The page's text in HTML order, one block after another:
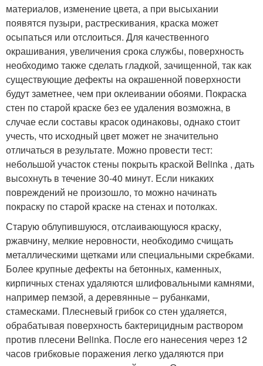
материалов, изменение цвета, а при высыхании
появятся пузыри, растрескивания, краска может
осыпаться или отслоиться. Для качественного
окрашивания, увеличения срока службы, поверхность
необходимо также сделать гладкой, зачищенной, так как
существующие дефекты на окрашенной поверхности
будут заметнее, чем при оклеивании обоями. Покраска
стен по старой краске без ее удаления возможна, в
случае если составы красок одинаковы, однако стоит
учесть, что исходный цвет может не значительно
отличаться в результате. Можно провести тест:
небольшой участок стены покрыть краской Belinka , дать
высохнуть в течение 30-40 минут. Если никаких
повреждений не произошло, то можно начинать
покраску по старой краске на стенах и потолках.
Старую облупившуюся, отслаивающуюся краску,
ржавчину, мелкие неровности, необходимо счищать
металлическими щетками или специальными скребками.
Более крупные дефекты на бетонных, каменных,
кирпичных стенах удаляются шлифовальными камнями,
например пемзой, а деревянные – рубанками,
стамесками. Плесневый грибок со стен удаляется,
обрабатывая поверхность бактерицидным раствором
против плесени Belinka. После его нанесения через 12
часов грибковые поражения легко удаляются при